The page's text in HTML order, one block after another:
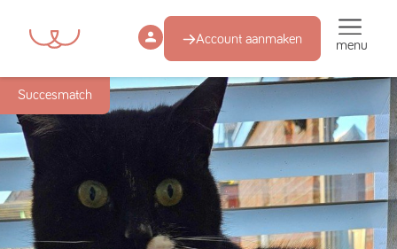
Account aanmaken menu
Succesmatch